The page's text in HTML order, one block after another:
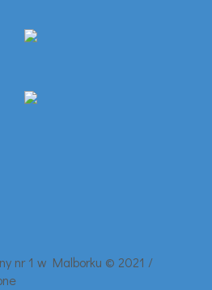
nr 1 w Malborku © 2021 /